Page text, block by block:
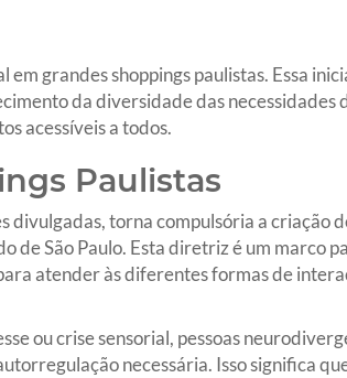
grandes shoppings paulistas. Essa
da diversidade das necessidades
acessíveis a todos.
Paulistas
torna compulsória a criação
de São Paulo. Esta diretriz é um marco
atender às diferentes formas de
ou crise sensorial, pessoas
necessária. Isso significa